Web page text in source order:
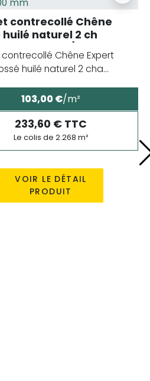
contrecollé Chêne
huilé naturel 2 ch
à 1500/1800 mm
Chêne Expert
huilé naturel 2 cha...
103,00 €/m²
233,60 € TTC
Le colis de 2.268 m²
VOIR LE DÉTAIL
PRODUIT